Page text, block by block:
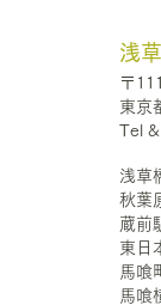
浅
〒
東京
Tel &
浅草
秋葉
蔵前
東日
馬喰
馬喰